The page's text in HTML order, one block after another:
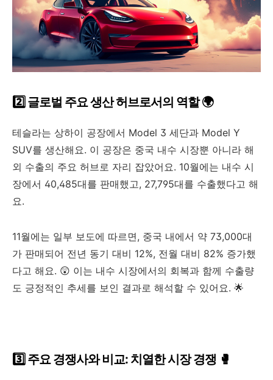
2️⃣ 글로벌 주요 생산 허브로서의 역할 🌍
테슬라는 상하이 공장에서 Model 3 세단과 Model Y
SUV를 생산해요. 이 공장은 중국 내수 시장뿐 아니라 해
외 수출의 주요 허브로 자리 잡았어요. 10월에는 내수 시
장에서 40,485대를 판매했고, 27,795대를 수출했다고 해
요.
11월에는 일부 보도에 따르면, 중국 내에서 약 73,000대
가 판매되어 전년 동기 대비 12%, 전월 대비 82% 증가했
다고 해요. 😲 이는 내수 시장에서의 회복과 함께 수출량
도 긍정적인 추세를 보인 결과로 해석할 수 있어요. 🌟
3️⃣ 주요 경쟁사와 비교: 치열한 시장 경쟁 🥊